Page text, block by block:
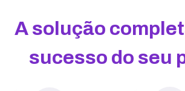
A solução
sucesso do seu